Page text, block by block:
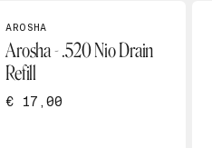
AROSHA
Arosha - .520 Nio Drain
Refill
€ 17,00